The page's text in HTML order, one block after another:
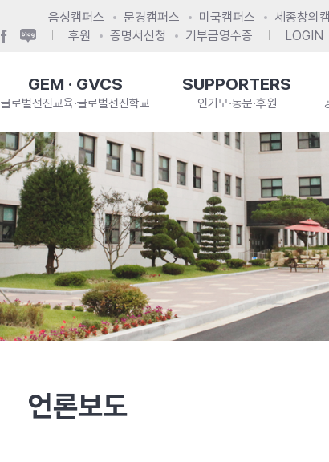
음성캠퍼스 문경캠퍼스 미국캠퍼스
세종창의
후원
증명서신청 기부금영수증 LOGIN
GEM · GVCS
글로벌선진교육·글로벌선진학교
SUPPORTERS
인기모·동문·후원
언론보도